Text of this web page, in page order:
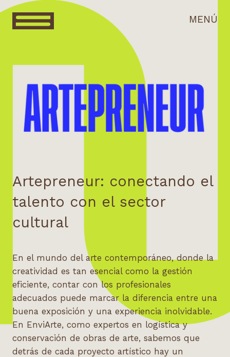
MENÚ
Artepreneur: conectando el
talento con el sector
cultural
En el mundo del arte contemporáneo, donde la
creatividad es tan esencial como la gestión
eficiente, contar con los profesionales
adecuados puede marcar la diferencia entre una
buena exposición y una experiencia inolvidable.
En EnviArte, como expertos en logística y
conservación de obras de arte, sabemos que
detrás de cada proyecto artístico hay un